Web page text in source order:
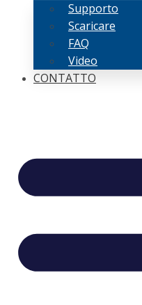
Supporto
Scaricare
FAQ
Video
CONTATTO